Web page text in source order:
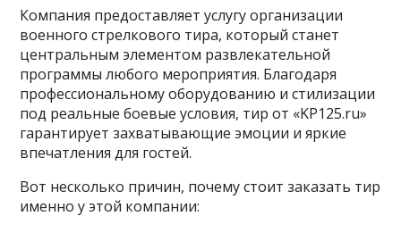
Компания предоставляет услугу организации
военного стрелкового тира, который станет
центральным элементом развлекательной
программы любого мероприятия. Благодаря
профессиональному оборудованию и стилизации
под реальные боевые условия, тир от «KP125.ru»
гарантирует захватывающие эмоции и яркие
впечатления для гостей.
Вот несколько причин, почему стоит заказать тир
именно у этой компании: